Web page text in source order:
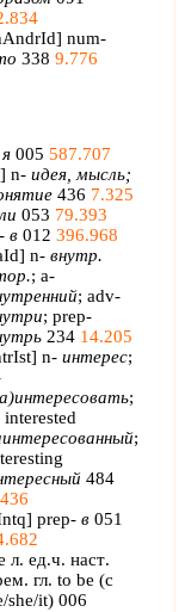
] num-
338 9.776
я 005 587.707
] n- идея, мысль;
436 7.325
053 79.393
в 012 396.968
] n- внутр.
.; a-
; adv-
; prep-
234 14.205
] n- интерес;
;
interested
;
484
] prep- в 051
л. ед.ч. наст.
. гл. to be (с
she/it) 006